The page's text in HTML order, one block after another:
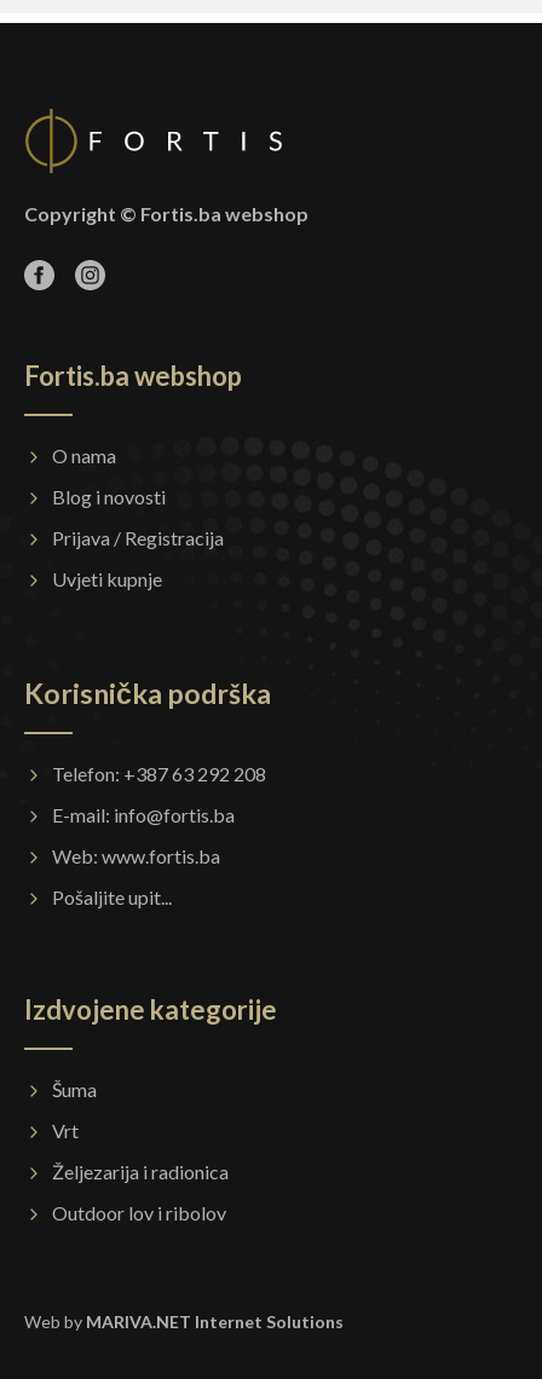
Copyright © Fortis.ba webshop
Fortis.ba webshop
O nama
Blog i novosti
Prijava / Registracija
Uvjeti kupnje
Korisnička podrška
Telefon: +387 63 292 208
E-mail: info@fortis.ba
Web: www.fortis.ba
Pošaljite upit...
Izdvojene kategorije
Šuma
Vrt
Željezarija i radionica
Outdoor lov i ribolov
Web by MARIVA.NET Internet Solutions